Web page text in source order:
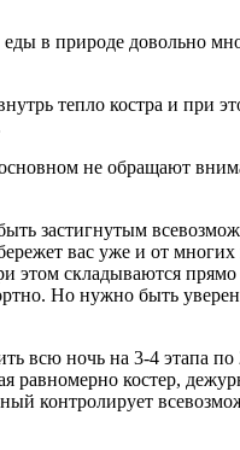
в природе довольно
тепло костра и при
не обращают
застигнутым
вас уже и от
этом складываются
Но нужно быть
всю ночь на 3-4 этапа
равномерно костер,
контролирует